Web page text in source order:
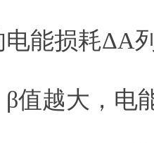
能损耗ΔA
值越大，电